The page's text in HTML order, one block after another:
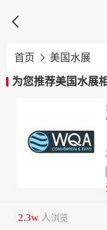

首页  美国水展
为您推荐美国水展
2.3w人浏览